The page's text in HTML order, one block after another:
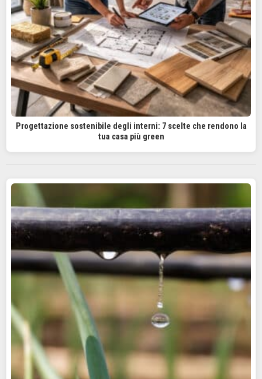
Progettazione sostenibile degli interni: 7 scelte che rendono la
tua casa più green